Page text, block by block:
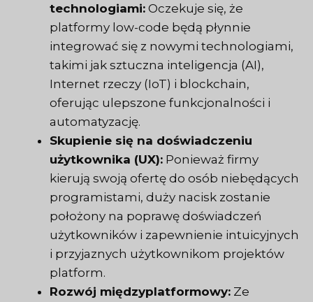
technologiami: Oczekuje się, że
platformy low-code będą płynnie
integrować się z nowymi technologiami,
takimi jak sztuczna inteligencja (AI),
Internet rzeczy (IoT) i blockchain,
oferując ulepszone funkcjonalności i
automatyzację.
Skupienie się na doświadczeniu
użytkownika (UX): Ponieważ firmy
kierują swoją ofertę do osób niebędących
programistami, duży nacisk zostanie
położony na poprawę doświadczeń
użytkowników i zapewnienie intuicyjnych
i przyjaznych użytkownikom projektów
platform.
Rozwój międzyplatformowy: Ze